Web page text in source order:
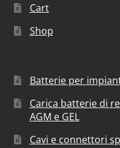
Cart
Shop
Batterie per
Carica batterie di
AGM e GEL
Cavi e connettori